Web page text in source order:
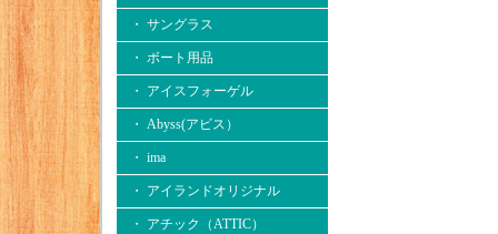
・ サングラス
・ ボート用品
・ アイスフォーゲル
・ Abyss(アビス）
・ ima
・ アイランドオリジナル
・ アチック（ATTIC）